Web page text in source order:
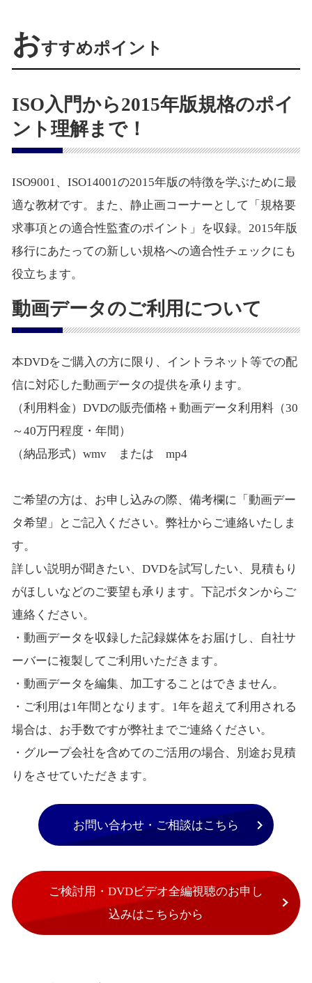
おすすめポイント
ISO入門から2015年版規格のポイ
ント理解まで！
ISO9001、ISO14001の2015年版の特徴を学ぶために最
適な教材です。また、静止画コーナーとして「規格要
求事項との適合性監査のポイント」を収録。2015年版
移行にあたっての新しい規格への適合性チェックにも
役立ちます。
動画データのご利用について
本DVDをご購入の方に限り、イントラネット等での配
信に対応した動画データの提供を承ります。
（利用料金）DVDの販売価格＋動画データ利用料（30
～40万円程度・年間）
（納品形式）wmv または mp4
ご希望の方は、お申し込みの際、備考欄に「動画デー
タ希望」とご記入ください。弊社からご連絡いたしま
す。
詳しい説明が聞きたい、DVDを試写したい、見積もり
がほしいなどのご要望も承ります。下記ボタンからご
連絡ください。
・動画データを収録した記録媒体をお届けし、自社サ
ーバーに複製してご利用いただきます。
・動画データを編集、加工することはできません。
・ご利用は1年間となります。1年を超えて利用される
場合は、お手数ですが弊社までご連絡ください。
・グループ会社を含めてのご活用の場合、別途お見積
りをさせていただきます。
お問い合わせ・ご相談はこちら
ご検討用・DVDビデオ全編視聴のお申し
込みはこちらから